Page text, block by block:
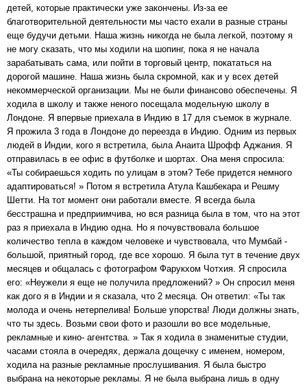
детей, которые практически уже закончены. Из-за ее
благотворительной деятельности мы часто ехали в разные страны
еще будучи детьми. Наша жизнь никогда не была легкой, поэтому я
не могу сказать, что мы ходили на шопинг, пока я не начала
зарабатывать сама, или пойти в торговый центр, покататься на
дорогой машине. Наша жизнь была скромной, как и у всех детей
некоммерческой организации. Мы не были финансово обеспечены. Я
ходила в школу и также неного посещала модельную школу в
Лондоне. Я впервые приехала в Индию в 17 для съемок в журнале.
Я прожила 3 года в Лондоне до переезда в Индию. Одним из первых
людей в Индии, кого я встретила, была Анаита Шрофф Аджания. Я
отправилась в ее офис в футболке и шортах. Она меня спросила:
«Ты собираешься ходить по улицам в этом? Тебе придется немного
адаптироваться! » Потом я встретила Атула Кашбекара и Решму
Шетти. На тот момент они работали вместе. Я всегда была
бесстрашна и предприимчива, но вся разница была в том, что на этот
раз я приехала в Индию одна. Но я почувствовала большое
количество тепла в каждом человеке и чувствовала, что Мумбай -
большой, приятный город, где все хорошо. Я была тут в течение двух
месяцев и общалась с фотографом Фарукхом Чотхия. Я спросила
его: «Неужели я еще не получила предложений? » Он спросил меня
как дого я в Индии и я сказала, что 2 месяца. Он ответил: «Ты так
молода и очень нетерпелива! Больше упорства! Люди должны знать,
что ты здесь. Возьми свои фото и разошли во все модельные,
рекламные и кино- агентства. » Так я ходила в знаменитые студии,
часами стояла в очередях, держала дощечку с именем, номером,
ходила на разные рекламные прослушивания. Я была быстро
выбрана на некоторые рекламы. Я не была выбрана лишь в одну